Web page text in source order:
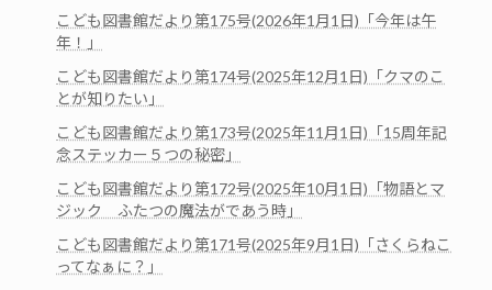
こども図書館だより第175号(2026年1月1日)「今年は午
年！」
こども図書館だより第174号(2025年12月1日)「クマのこ
とが知りたい」
こども図書館だより第173号(2025年11月1日)「15周年記
念ステッカー５つの秘密」
こども図書館だより第172号(2025年10月1日)「物語とマ
ジック ふたつの魔法がであう時」
こども図書館だより第171号(2025年9月1日)「さくらねこ
ってなぁに？」